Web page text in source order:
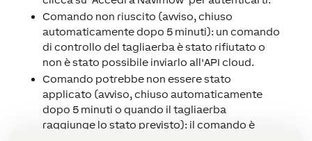
Comando non riuscito (avviso, chiuso
automaticamente dopo 5 minuti): un comando
di controllo del tagliaerba è stato rifiutato o
non è stato possibile inviarlo all'API cloud.
Comando potrebbe non essere stato
applicato (avviso, chiuso automaticamente
dopo 5 minuti o quando il tagliaerba
raggiunge lo stato previsto): il comando è